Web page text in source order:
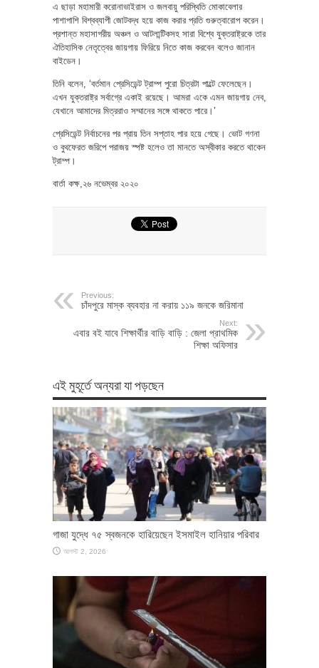
এ ছাড়া মহামারী করোনাভাইরাস ও জলবায়ু পরিস্থিতি মোকাবেলার
পাশাপাশি বিশ্বব্যাপী জোটবদ্ধ হয়ে কাজ করার প্রতি গুরুত্বারোপ করেন।
প্রশান্ত মহাসাগরীয় অঞ্চল ও আটলান্টিকসহ সারা বিশ্বে যুক্তরাষ্ট্রকে তার
ঐতিহাসিক নেতৃত্বের জায়গায় ফিরিয়ে নিতে কাজ করবেন বলেও জানান
বাইডেন।
তিনি বলেন, ‘বর্তমান প্রেসিডেন্ট ট্রাম্প পুরো চিত্রটা পাল্টে ফেলেছেন।
এখন যুক্তরাষ্ট্র সর্বাগ্রে একাই রয়েছে। আমরা একে এমন জায়গায় নেব,
যেখানে আমাদের মিত্ররাও সম্মানের সঙ্গে থাকতে পারে।’
প্রেসিডেন্ট নির্বাচনের পর প্রায় তিন সপ্তাহ পার হয়ে গেছে। ভোট গণনা
ও বুথফেরত জরিপে পরাজয় স্পষ্ট হলেও তা মানতে অস্বীকার করতে থাকেন
ট্রাম্প।
বার্তা কক্ষ,২৬ নভেম্বর ২০২০
Previous:
চাঁদপুরে মাস্ক ব্যবহার না করায় ১১৯ জনকে জরিমানা
Next:
এবার বই যাবে শিক্ষার্থীর বাড়ি বাড়ি : জেলা প্রাথমিক
শিক্ষা অফিসার
এই মুহূর্তে অন্যরা যা পড়ছেন
গাজা যুদ্ধে ৭৫ স্বজনকে হারিয়েছেন ইসমাইল হানিয়ার পরিবার
আগস্ট 2, 2026